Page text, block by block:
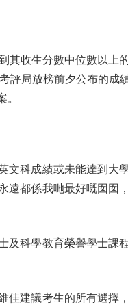
收生分數中位數以上
評局放榜前夕公布的成
科成績或未能達到大
都係我哋最好嘅囡囡
科學教育榮譽學士課
建議考生的所有選擇